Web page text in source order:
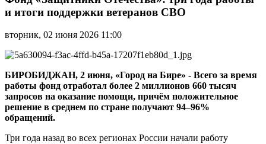
Отечества»:
три
работы
и
итоги
поддержки
ветеранов
СВО
и итоги поддержки ветеранов СВО
вторник, 02 июня 2026 11:00
БИРОБИДЖАН, 2 июня, «Город на Бире» - Всего за время
работы фонд отработал более 2 миллионов 660 тысяч
запросов на оказание помощи, причём положительное
решение в среднем по стране получают 94–96%
обращений.
Три года назад во всех регионах России начали работу